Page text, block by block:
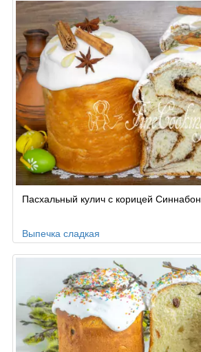
Пасхальный кулич с корицей Синнабон
Выпечка сладкая